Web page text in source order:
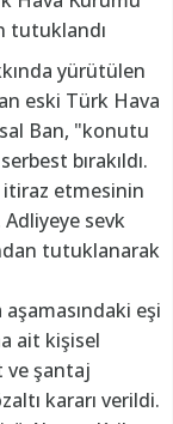
tutuklandı
yürütülen
eski Türk Hava
Ban, "konutu
bırakıldı.
itiraz etmesinin
Adliyeye sevk
tutuklanarak
eşi
ait kişisel
ve şantaj
kararı verildi.